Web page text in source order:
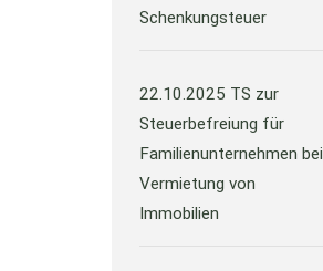
Schenkungsteuer
22.10.2025 TS zur
Steuerbefreiung für
Familienunternehmen bei
Vermietung von
Immobilien